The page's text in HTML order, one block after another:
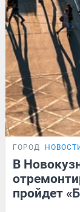
ГОРОД
В
пройдет